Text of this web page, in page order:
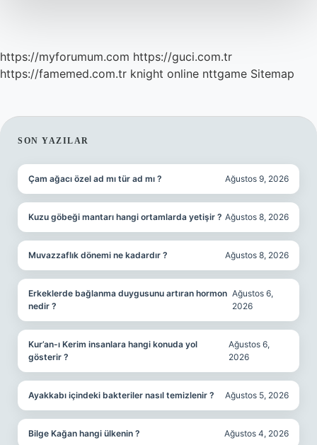
https://myforumum.com https://guci.com.tr
https://famemed.com.tr knight online nttgame Sitemap
SIDEBAR
SON YAZILAR
Çam ağacı özel ad mı tür ad mı ? Ağustos 9, 2026
Kuzu göbeği mantarı hangi ortamlarda yetişir ? Ağustos 8, 2026
Muvazzaflık dönemi ne kadardır ? Ağustos 8, 2026
Erkeklerde bağlanma duygusunu artıran hormon
nedir ?
Ağustos 6,
2026
Kur’an-ı Kerim insanlara hangi konuda yol
gösterir ?
Ağustos 6,
2026
Ayakkabı içindeki bakteriler nasıl temizlenir ? Ağustos 5, 2026
Bilge Kağan hangi ülkenin ? Ağustos 4, 2026